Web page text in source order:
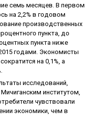
семь месяцев. В первом
на 2,2% в годовом
производственных
пункта, до
пункта ниже
годами. Экономисты
на 0,1%, а
исследований,
институтом,
чувствовали
экономики, чем в